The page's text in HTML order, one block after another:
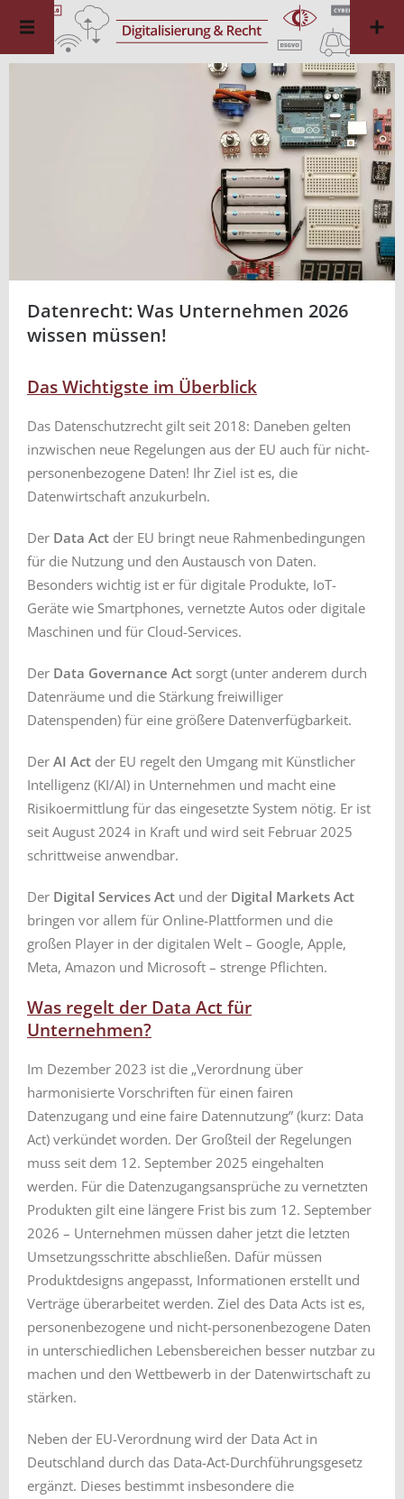
Datenrecht: Was Unternehmen 2026
wissen müssen!
Das Wichtigste im Überblick
Das Datenschutzrecht gilt seit 2018: Daneben gelten
inzwischen neue Regelungen aus der EU auch für nicht-
personenbezogene Daten! Ihr Ziel ist es, die
Datenwirtschaft anzukurbeln.
Der Data Act der EU bringt neue Rahmenbedingungen
für die Nutzung und den Austausch von Daten.
Besonders wichtig ist er für digitale Produkte, IoT-
Geräte wie Smartphones, vernetzte Autos oder digitale
Maschinen und für Cloud-Services.
Der Data Governance Act sorgt (unter anderem durch
Datenräume und die Stärkung freiwilliger
Datenspenden) für eine größere Datenverfügbarkeit.
Der AI Act der EU regelt den Umgang mit Künstlicher
Intelligenz (KI/AI) in Unternehmen und macht eine
Risikoermittlung für das eingesetzte System nötig. Er ist
seit August 2024 in Kraft und wird seit Februar 2025
schrittweise anwendbar.
Der Digital Services Act und der Digital Markets Act
bringen vor allem für Online-Plattformen und die
großen Player in der digitalen Welt – Google, Apple,
Meta, Amazon und Microsoft – strenge Pflichten.
Was regelt der Data Act für
Unternehmen?
Im Dezember 2023 ist die „Verordnung über
harmonisierte Vorschriften für einen fairen
Datenzugang und eine faire Datennutzung” (kurz: Data
Act) verkündet worden. Der Großteil der Regelungen
muss seit dem 12. September 2025 eingehalten
werden. Für die Datenzugangsansprüche zu vernetzten
Produkten gilt eine längere Frist bis zum 12. September
2026 – Unternehmen müssen daher jetzt die letzten
Umsetzungsschritte abschließen. Dafür müssen
Produktdesigns angepasst, Informationen erstellt und
Verträge überarbeitet werden. Ziel des Data Acts ist es,
personenbezogene und nicht-personenbezogene Daten
in unterschiedlichen Lebensbereichen besser nutzbar zu
machen und den Wettbewerb in der Datenwirtschaft zu
stärken.
Neben der EU-Verordnung wird der Data Act in
Deutschland durch das Data-Act-Durchführungsgesetz
ergänzt. Dieses bestimmt insbesondere die